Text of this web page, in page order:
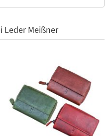
Leder Meißner